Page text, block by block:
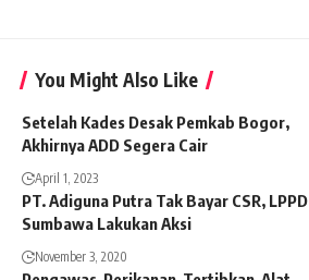
You Might Also Like
Setelah Kades Desak Pemkab Bogor,
Akhirnya ADD Segera Cair
April 1, 2023
PT. Adiguna Putra Tak Bayar CSR, LPPD
Sumbawa Lakukan Aksi
November 3, 2020